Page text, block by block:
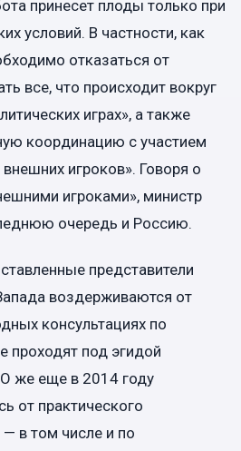
принесет плоды только при
условий. В частности, как
отказаться от
все, что происходит вокруг
играх», а также
координацию с участием
игроков». Говоря о
игроками», министр
очередь и Россию.
представители
воздерживаются от
консультациях по
проходят под эгидой
же еще в 2014 году
от практического
в том числе и по